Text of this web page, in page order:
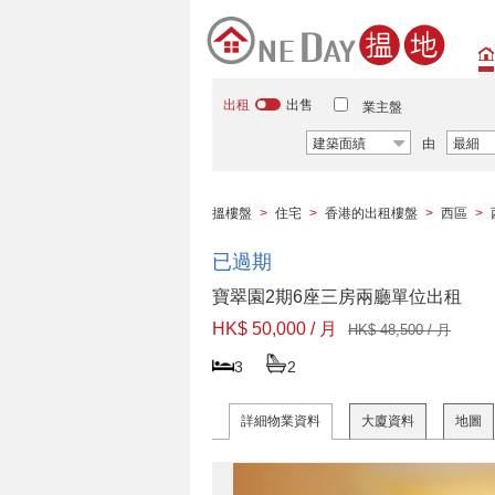
出租 出售 業主盤
建築面績 由 最細
搵樓盤 > 住宅 > 香港的出租樓盤 > 西區 >
已過期
寶翠園2期6座三房兩廳單位出租
HK$ 50,000 / 月
HK$ 48,500 / 月
3 2
詳細物業資料 大廈資料 地圖